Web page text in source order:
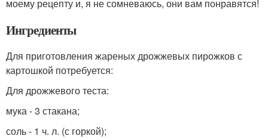
моему рецепту и, я не сомневаюсь, они вам понравятся!
Ингредиенты
Для приготовления жареных дрожжевых пирожков с
картошкой потребуется:
Для дрожжевого теста:
мука - 3 стакана;
соль - 1 ч. л. (с горкой);